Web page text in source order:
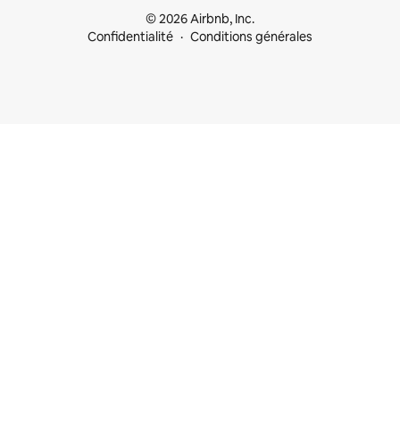
© 2026 Airbnb, Inc.
Confidentialité
Conditions générales